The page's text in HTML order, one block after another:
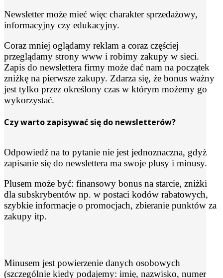
Newsletter może mieć więc charakter sprzedażowy,
informacyjny czy edukacyjny.
Coraz mniej oglądamy reklam a coraz częściej
przeglądamy strony www i robimy zakupy w sieci.
Zapis do newslettera firmy może dać nam na początek
zniżkę na pierwsze zakupy. Zdarza się, że bonus ważny
jest tylko przez określony czas w którym możemy go
wykorzystać.
Czy warto zapisywać się do newsletterów?
Odpowiedź na to pytanie nie jest jednoznaczna, gdyż
zapisanie się do newslettera ma swoje plusy i minusy.
Plusem może być: finansowy bonus na starcie, zniżki
dla subskrybentów np. w postaci kodów rabatowych,
szybkie informacje o promocjach, zbieranie punktów za
zakupy itp.
Minusem jest powierzenie danych osobowych
(szczególnie kiedy podajemy: imię, nazwisko, numer